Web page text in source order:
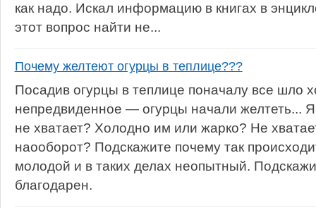
как надо. Искал информацию в книгах в
этот вопрос найти не...
Почему желтеют огурцы в теплице???
Посадив огурцы в теплице поначалу все шло
непредвиденное — огурцы начали желтеть...
не хватает? Холодно им или жарко? Не
наооборот? Подскажите почему так
молодой и в таких делах неопытный.
благодарен.